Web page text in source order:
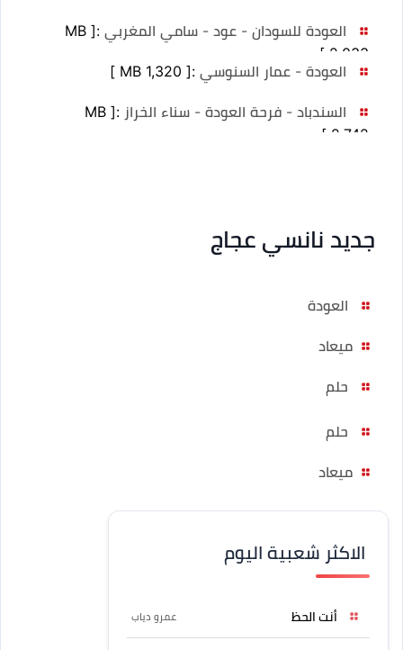
العودة للسودان - عود - سامي المغربي :
[ MB
2,033 ]
العودة - عمار السنوسي :
[ MB 1,320 ]
السندباد - فرحة العودة - سناء الخراز :
[ MB
2,742 ]
جديد نانسي عجاج
العودة
ميعاد
حلم
حلم
ميعاد
الاكثر شعبية اليوم
أنت الحظ عمرو دياب